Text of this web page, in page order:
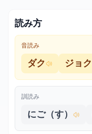
読み方
音読み
ダク ジョク
訓読み
にご（す）